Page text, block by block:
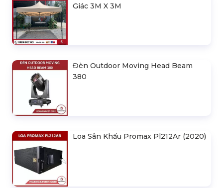
Giác 3M X 3M
Đèn Outdoor Moving Head Beam
380
Loa Sân Khấu Promax Pl212Ar (2020)